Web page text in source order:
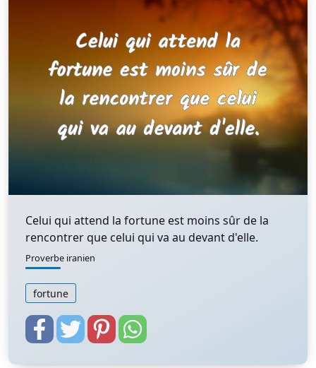
Celui qui attend la fortune est moins sûr de la
rencontrer que celui qui va au devant d'elle.
Proverbe iranien
fortune